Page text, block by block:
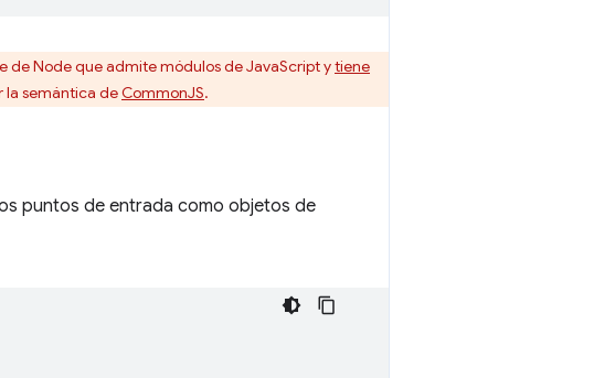
de Node que admite módulos de JavaScript ytiene
la semántica deCommonJS.
puntos de entrada como objetos de